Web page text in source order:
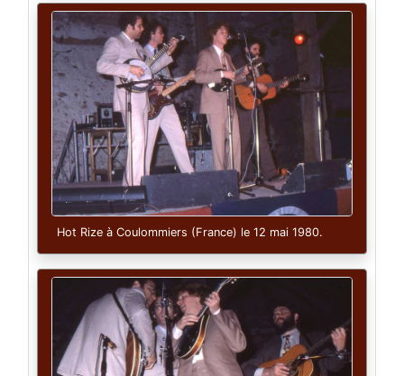
Hot Rize à Coulommiers (France) le 12 mai 1980.